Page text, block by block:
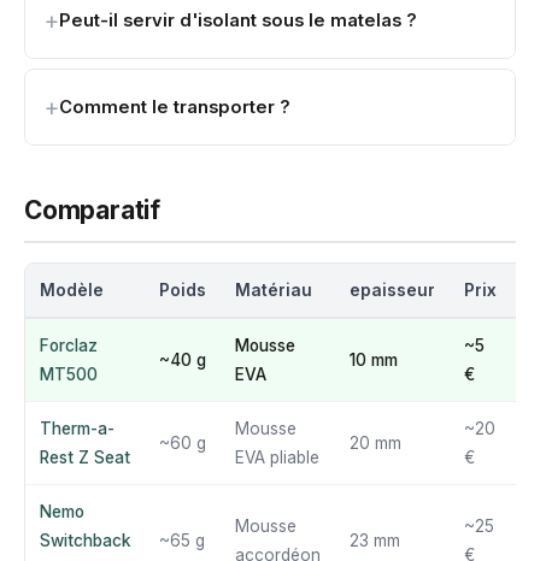
Peut-il servir d'isolant sous le matelas ?
Comment le transporter ?
Comparatif
Modèle Poids Matériau epaisseur Prix
Forclaz
MT500
~40 g
Mousse
EVA
10 mm
~5
€
Therm-a-
Rest Z Seat
~60 g
Mousse
EVA pliable
20 mm
~20
€
Nemo
Switchback
~65 g
Mousse
accordéon
23 mm
~25
€